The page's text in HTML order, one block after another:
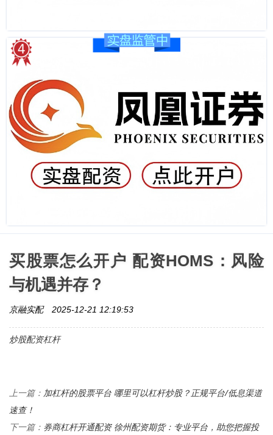
买股票怎么开户 配资HOMS：风险
与机遇并存？
京融实配 2025-12-21 12:19:53
炒股配资杠杆
上一篇： 加杠杆的股票平台 哪里可以杠杆炒股？正规平台/低息渠道
速查！
下一篇： 券商杠杆开通配资 徐州配资期货：专业平台，助您把握投